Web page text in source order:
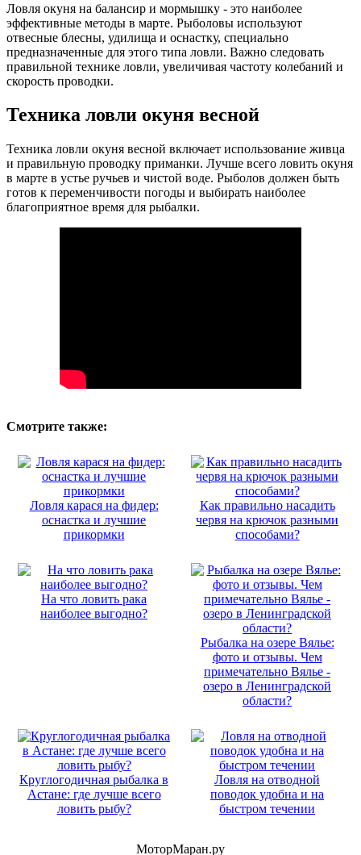
Ловля окуня на балансир и мормышку - это наиболее
эффективные методы в марте. Рыболовы используют
отвесные блесны, удилища и оснастку, специально
предназначенные для этого типа ловли. Важно следовать
правильной технике ловли, увеличивая частоту колебаний и
скорость проводки.
Техника ловли окуня весной
Техника ловли окуня весной включает использование живца
и правильную проводку приманки. Лучше всего ловить окуня
в марте в устье ручьев и чистой воде. Рыболов должен быть
готов к переменчивости погоды и выбирать наиболее
благоприятное время для рыбалки.
Смотрите также:
Ловля карася на фидер:
оснастка и лучшие
прикормки
Как правильно насадить
червя на крючок разными
способами?
На что ловить рака
наиболее выгодно?
Рыбалка на озере Вялье:
фото и отзывы. Чем
примечательно Вялье -
озеро в Ленинградской
области?
Круглогодичная рыбалка в
Астане: где лучше всего
ловить рыбу?
Ловля на отводной
поводок удобна и на
быстром течении
МоторМаран.ру